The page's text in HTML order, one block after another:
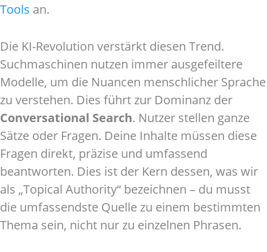
Tools an.
Die KI-Revolution verstärkt diesen Trend.
Suchmaschinen nutzen immer ausgefeiltere
Modelle, um die Nuancen menschlicher Sprache
zu verstehen. Dies führt zur Dominanz der
Conversational Search. Nutzer stellen ganze
Sätze oder Fragen. Deine Inhalte müssen diese
Fragen direkt, präzise und umfassend
beantworten. Dies ist der Kern dessen, was wir
als „Topical Authority“ bezeichnen – du musst
die umfassendste Quelle zu einem bestimmten
Thema sein, nicht nur zu einzelnen Phrasen.